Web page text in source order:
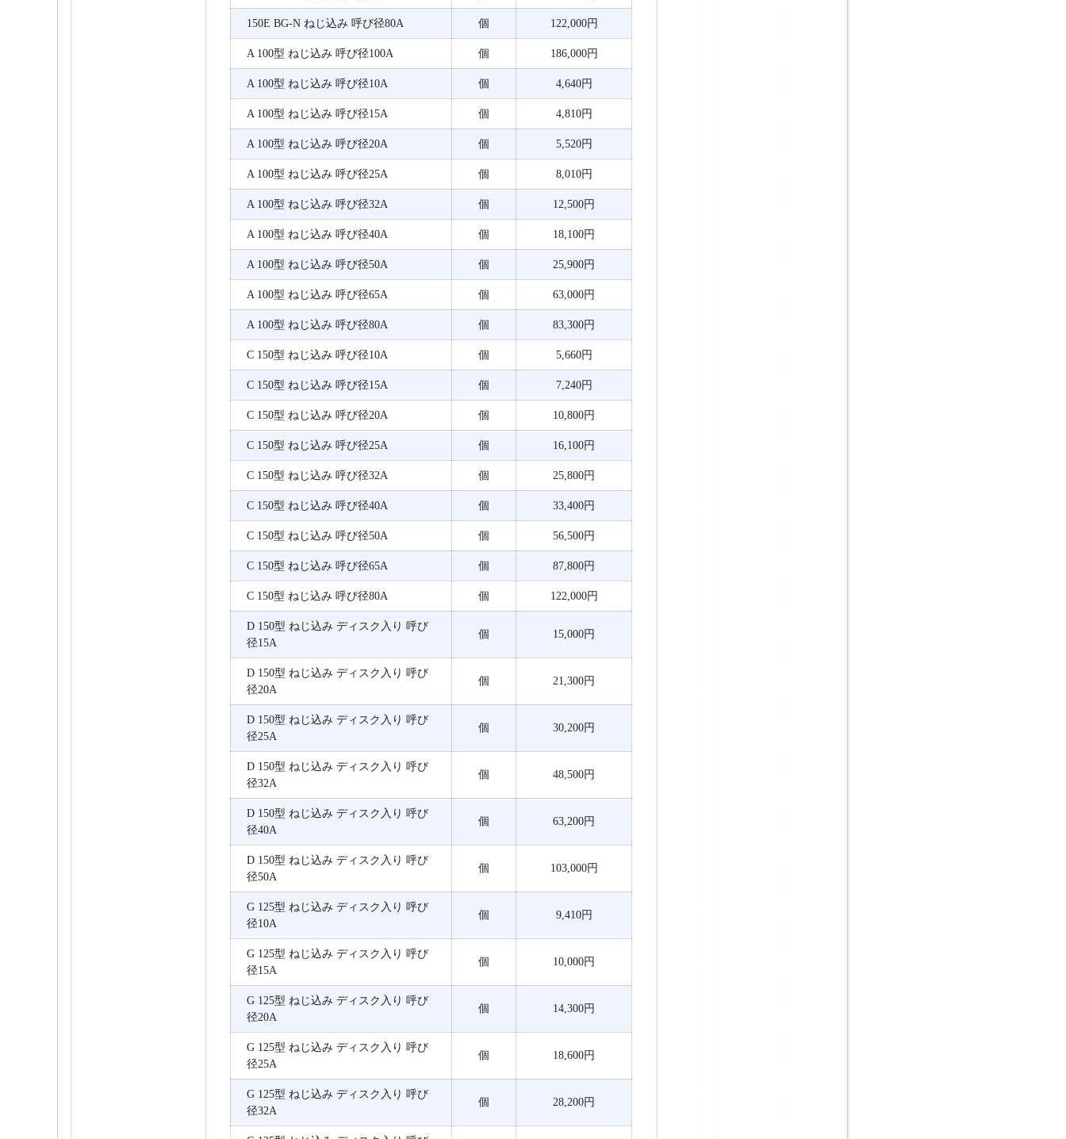
150E BG-N ねじ込み 呼び径80A 個 122,000円
A 100型 ねじ込み 呼び径100A 個 186,000円
A 100型 ねじ込み 呼び径10A 個 4,640円
A 100型 ねじ込み 呼び径15A 個 4,810円
A 100型 ねじ込み 呼び径20A 個 5,520円
A 100型 ねじ込み 呼び径25A 個 8,010円
A 100型 ねじ込み 呼び径32A 個 12,500円
A 100型 ねじ込み 呼び径40A 個 18,100円
A 100型 ねじ込み 呼び径50A 個 25,900円
A 100型 ねじ込み 呼び径65A 個 63,000円
A 100型 ねじ込み 呼び径80A 個 83,300円
C 150型 ねじ込み 呼び径10A 個 5,660円
C 150型 ねじ込み 呼び径15A 個 7,240円
C 150型 ねじ込み 呼び径20A 個 10,800円
C 150型 ねじ込み 呼び径25A 個 16,100円
C 150型 ねじ込み 呼び径32A 個 25,800円
C 150型 ねじ込み 呼び径40A 個 33,400円
C 150型 ねじ込み 呼び径50A 個 56,500円
C 150型 ねじ込み 呼び径65A 個 87,800円
C 150型 ねじ込み 呼び径80A 個 122,000円
D 150型 ねじ込み ディスク入り 呼び
径15A
個 15,000円
D 150型 ねじ込み ディスク入り 呼び
径20A
個 21,300円
D 150型 ねじ込み ディスク入り 呼び
径25A
個 30,200円
D 150型 ねじ込み ディスク入り 呼び
径32A
個 48,500円
D 150型 ねじ込み ディスク入り 呼び
径40A
個 63,200円
D 150型 ねじ込み ディスク入り 呼び
径50A
個 103,000円
G 125型 ねじ込み ディスク入り 呼び
径10A
個 9,410円
G 125型 ねじ込み ディスク入り 呼び
径15A
個 10,000円
G 125型 ねじ込み ディスク入り 呼び
径20A
個 14,300円
G 125型 ねじ込み ディスク入り 呼び
径25A
個 18,600円
G 125型 ねじ込み ディスク入り 呼び
径32A
個 28,200円